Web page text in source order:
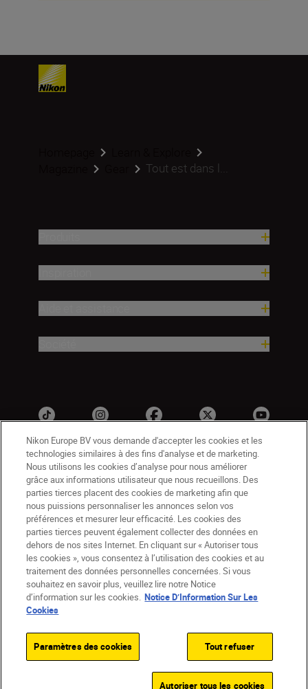
Tout est dans l...
BE(fr) Nikon Sites
Contactez-nous
Avis de confidentialité
Conditions d’utilisation
CVG de la boutique Nikon Store
Notice d’information sur les cookies
Accessibilité
Paramètres des cookies
© 2026 Nikon
SKIP
Nikon Europe BV vous demande d'accepter les cookies et les
technologies similaires à des fins d'analyse et de marketing.
Nous utilisons les cookies d’analyse pour nous améliorer
grâce aux informations utilisateur que nous recueillons. Des
parties tierces placent des cookies de marketing afin que
nous puissions personnaliser les annonces selon vos
préférences et mesurer leur efficacité. Les cookies des
parties tierces peuvent également collecter des données en
dehors de nos sites Internet. En cliquant sur « Autoriser tous
les cookies », vous consentez à l’utilisation des cookies et au
traitement des données personnelles concernées. Si vous
souhaitez en savoir plus, veuillez lire notre Notice
d’information sur les cookies. Notice D’Information Sur Les
Cookies
Paramètres des cookies Tout refuser
Autoriser tous les cookies